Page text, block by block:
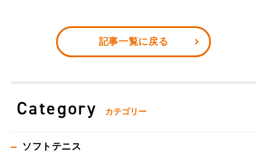
記事一覧に戻る
Category カテゴリー
ソフトテニス